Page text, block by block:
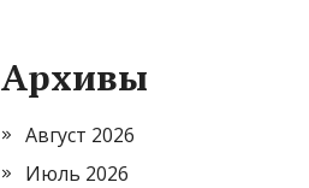
Архивы
Август 2026
Июль 2026